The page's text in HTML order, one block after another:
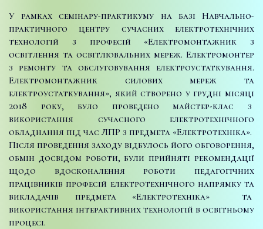
У рамках семінару-практикуму на базі Навчально-
практичного центру сучасних електротехнічних
технологій з професій «Електромонтажник з
освітлення та освітлювальних мереж. Електромонтер
з ремонту та обслуговування електроустаткування.
Електромонтажник силових мереж та
електроустаткування», який створено у грудні місяці
2018 року, було проведено майстер-клас з
використання сучасного електротехнічного
обладнання під час ЛПР з предмета «Електротехніка».
Після проведення заходу відбулось його обговорення,
обмін досвідом роботи, були прийняті рекомендації
щодо вдосконалення роботи педагогічних
працівників професій електротехнічного напрямку та
викладачів предмета «Електротехніка» та
використання інтерактивних технологій в освітньому
процесі.